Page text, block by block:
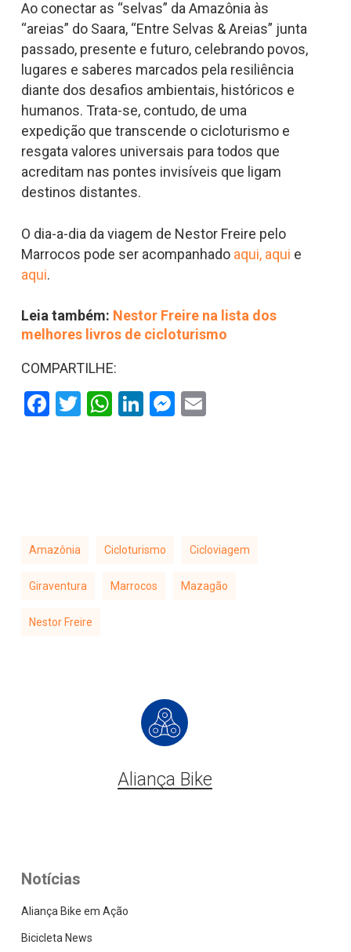
Ao conectar as “selvas” da Amazônia às
“areias” do Saara, “Entre Selvas & Areias” junta
passado, presente e futuro, celebrando povos,
lugares e saberes marcados pela resiliência
diante dos desafios ambientais, históricos e
humanos. Trata-se, contudo, de uma
expedição que transcende o cicloturismo e
resgata valores universais para todos que
acreditam nas pontes invisíveis que ligam
destinos distantes.
O dia-a-dia da viagem de Nestor Freire pelo
Marrocos pode ser acompanhado aqui, aqui e
aqui.
Leia também: Nestor Freire na lista dos
melhores livros de cicloturismo
COMPARTILHE:
Facebook
Twitter
WhatsApp
LinkedIn
Messenger
Email
Amazônia Cicloturismo Cicloviagem
Giraventura Marrocos Mazagão
Nestor Freire
Aliança Bike
Notícias
Aliança Bike em Ação
Bicicleta News